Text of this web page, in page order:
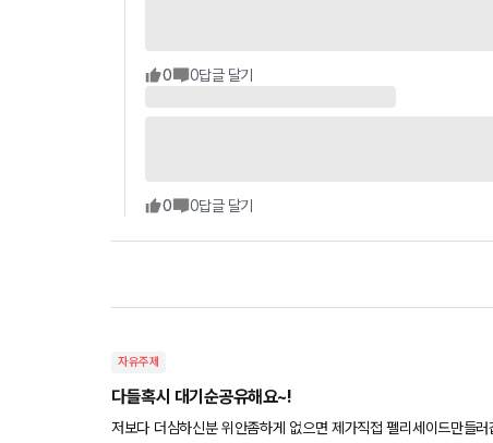
0 0답글 달기
0 0답글 달기
자유주제
다들혹시 대기순공유해요~!